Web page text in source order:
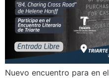
Nuevo encuentro para en